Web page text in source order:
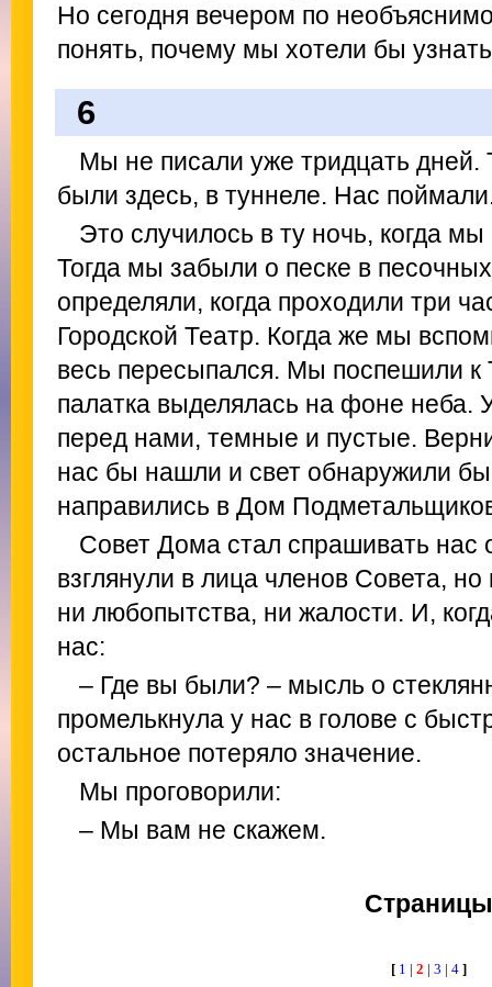
Но сегодня вечером по
понять, почему мы хотели бы
6
Мы не писали уже тридцать
были здесь, в туннеле. Нас
Это случилось в ту ночь, когда
Тогда мы забыли о песке в
определяли, когда проходили три
Городской Театр. Когда же мы
весь пересыпался. Мы поспешили к
палатка выделялась на фоне неба.
перед нами, темные и пустые.
нас бы нашли и свет обнаружили
направились в Дом
Совет Дома стал спрашивать
взглянули в лица членов Совета,
ни любопытства, ни жалости. И,
нас:
– Где вы были? – мысль о
промелькнула у нас в голове с
остальное потеряло значение.
Мы проговорили:
– Мы вам не скажем.
Страницы
[ 1 | 2 | 3 | 4 ]